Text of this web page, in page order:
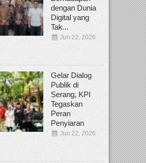
dengan Dunia
Digital yang
Tak...
Jun 22, 2026
Gelar Dialog
Publik di
Serang, KPI
Tegaskan
Peran
Penyiaran
Jun 22, 2026